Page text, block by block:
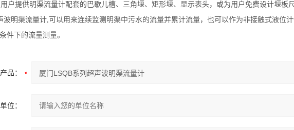
户提供明渠流量计配套的巴歇儿槽、三角堰、矩形堰、显示表头，或为用户免费设计堰板尺
波明渠流量计,可以用来连续监测明渠中污水的流量并累计流量，也可以作为非接触式液位
件下的流量测量。
产品：
位：